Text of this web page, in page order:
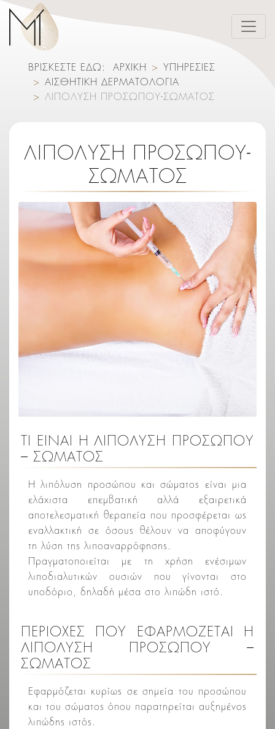
ΒΡΙΣΚΕΣΤΕ ΕΔΩ: ΑΡΧΙΚΗ
ΥΠΗΡΕΣΙΕΣ
ΑΙΣΘΗΤΙΚΗ ΔΕΡΜΑΤΟΛΟΓΙΑ
ΛΙΠΟΛΥΣΗ ΠΡΟΣΩΠΟΥ-ΣΩΜΑΤΟΣ
ΛΙΠΟΛΥΣΗ ΠΡΟΣΩΠΟΥ-
ΣΩΜΑΤΟΣ
ΤΙ ΕΙΝΑΙ Η ΛΙΠΟΛΥΣΗ ΠΡΟΣΩΠΟΥ
– ΣΩΜΑΤΟΣ
Η λιπόλυση προσώπου και σώματος είναι μια
ελάχιστα επεμβατική αλλά εξαιρετικά
αποτελεσματική θεραπεία που προσφέρεται ως
εναλλακτική σε όσους θέλουν να αποφύγουν
τη λύση της λιποαναρρόφησης.
Πραγματοποιείται με τη χρήση ενέσιμων
λιποδιαλυτικών ουσιών που γίνονται στο
υποδόριο, δηλαδή μέσα στο λιπώδη ιστό.
ΠΕΡΙΟΧΕΣ ΠΟΥ ΕΦΑΡΜΟΖΕΤΑΙ Η
ΛΙΠΟΛΥΣΗ ΠΡΟΣΩΠΟΥ –
ΣΩΜΑΤΟΣ
Εφαρμόζεται κυρίως σε σημεία του προσώπου
και του σώματος όπου παρατηρείται αυξημένος
λιπώδης ιστός.